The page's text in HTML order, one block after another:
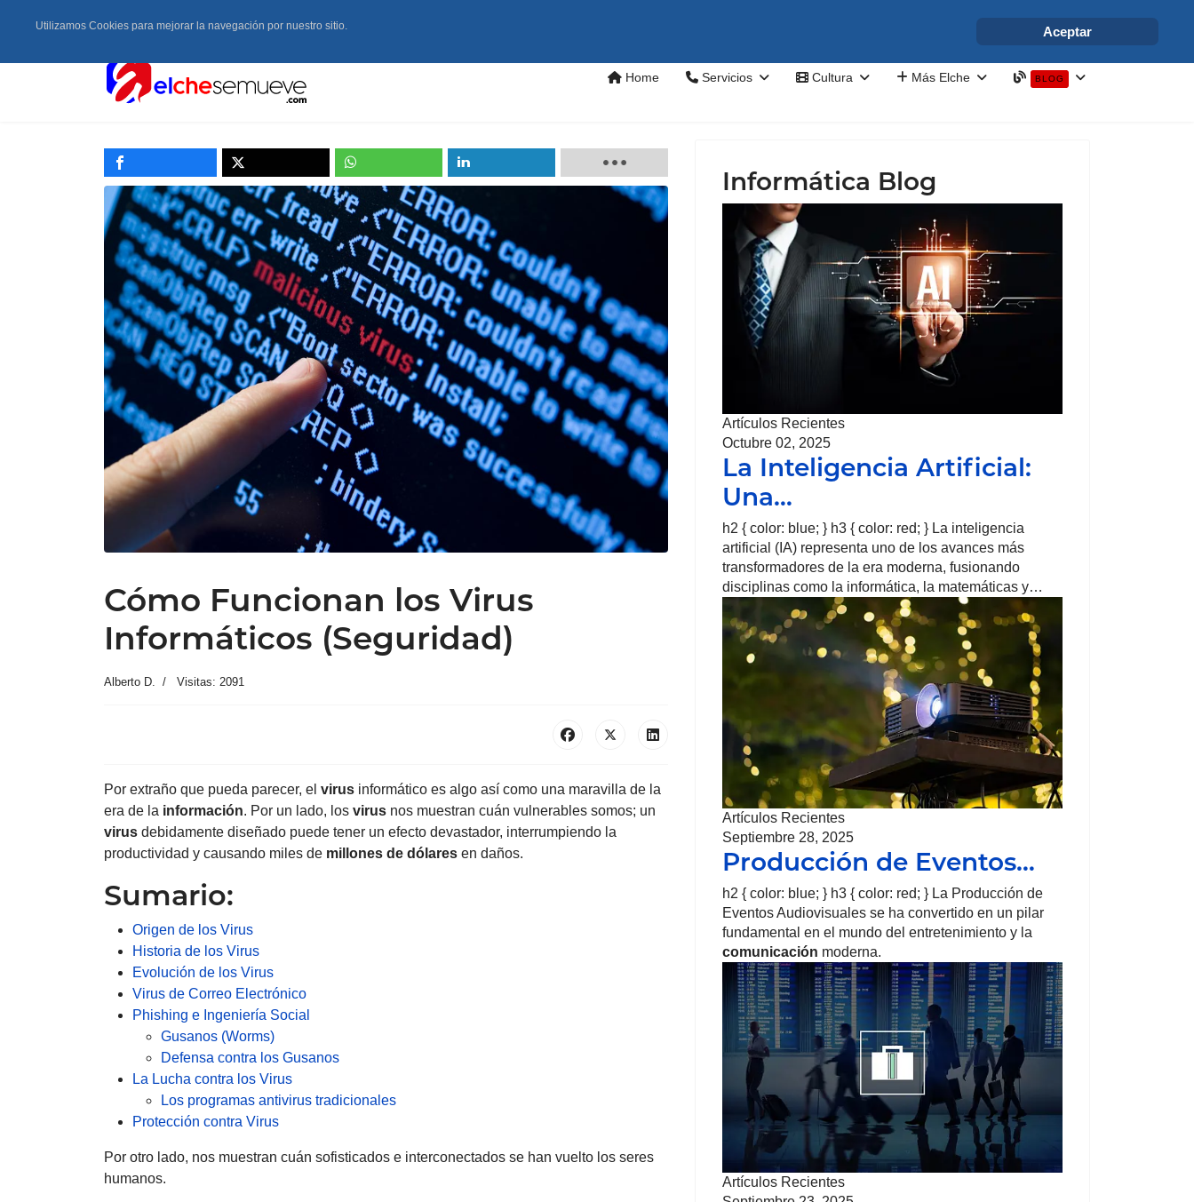
info@elchesemueve.com
Home Servicios Cultura Más Elche BLOG
Cómo Funcionan los Virus
Informáticos (Seguridad)
Alberto D. Visitas: 2091
Por extraño que pueda parecer, el virus informático es algo así como una maravilla de la
era de la información. Por un lado, los virus nos muestran cuán vulnerables somos; un
virus debidamente diseñado puede tener un efecto devastador, interrumpiendo la
productividad y causando miles de millones de dólares en daños.
Sumario:
Origen de los Virus
Historia de los Virus
Evolución de los Virus
Virus de Correo Electrónico
Phishing e Ingeniería Social
Gusanos (Worms)
Defensa contra los Gusanos
La Lucha contra los Virus
Los programas antivirus tradicionales
Protección contra Virus
Por otro lado, nos muestran cuán sofisticados e interconectados se han vuelto los seres
humanos.
Informática Blog
Artículos Recientes
Octubre 02, 2025
La Inteligencia Artificial:
Una…
h2 { color: blue; } h3 { color: red; } La inteligencia
artificial (IA) representa uno de los avances más
transformadores de la era moderna, fusionando
disciplinas como la informática, la matemáticas y…
Artículos Recientes
Septiembre 28, 2025
Producción de Eventos…
h2 { color: blue; } h3 { color: red; } La Producción de
Eventos Audiovisuales se ha convertido en un pilar
fundamental en el mundo del entretenimiento y la
comunicación moderna.
Artículos Recientes
Utilizamos Cookies para mejorar la navegación por nuestro sitio. Aceptar